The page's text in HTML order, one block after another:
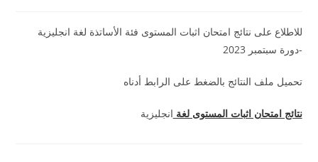
للاطلاع على نتائج امتحان اثبات المستوى فئة الأساتذة لغة انجليزية
-دورة سبتمبر 2023
تحميل ملف النتائج بالضغط على الرابط أدناه
نتائج امتحان اثبات المستوى لغة انجليزية